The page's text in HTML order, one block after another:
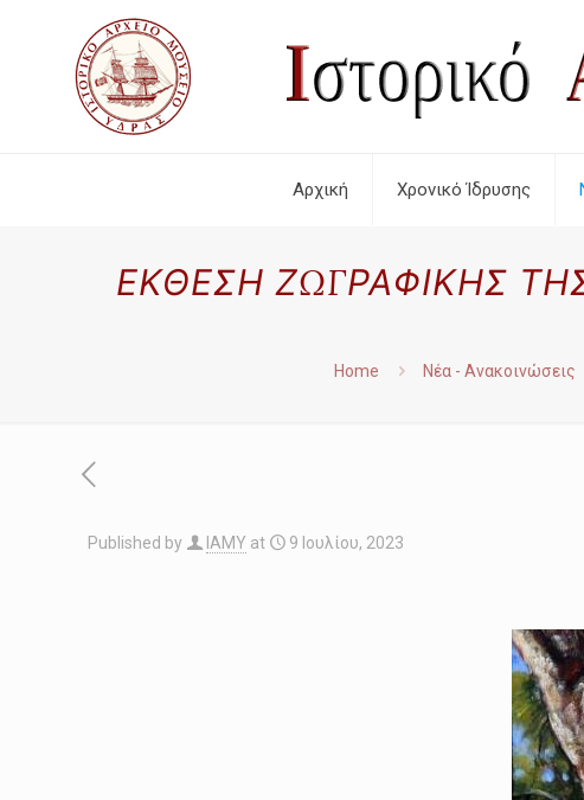
Αρχική Χρονικό Ίδρυσης
ΕΚΘΕΣΗ ΖΩΓΡΑΦΙΚΗΣ
Home Νέα - Ανακοινώσεις
Published by IAMY at 9 Ιουλίου, 2023